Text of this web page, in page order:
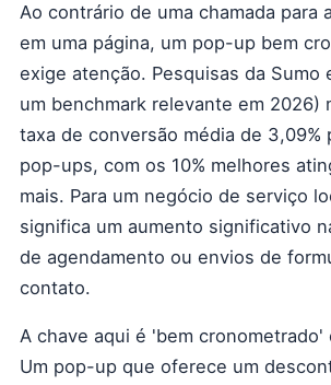
Ao contrário de uma chamada para
em uma página, um pop-up bem
exige atenção. Pesquisas da Sumo
um benchmark relevante em 2026)
taxa de conversão média de 3,09%
pop-ups, com os 10% melhores
mais. Para um negócio de serviço
significa um aumento significativo
de agendamento ou envios de
contato.
A chave aqui é 'bem cronometrado'
Um pop-up que oferece um